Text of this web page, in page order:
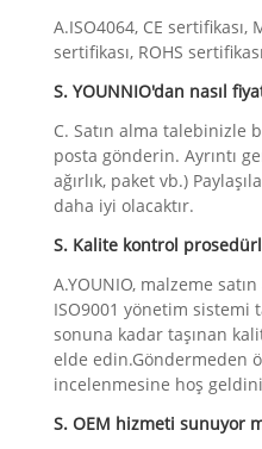
A.ISO4064, CE sertifikası,
sertifikası, ROHS
S. YOUNNIO'dan nasıl
C. Satın alma talebinizle
posta gönderin. Ayrıntı
ağırlık, paket vb.)
daha iyi olacaktır.
S. Kalite kontrol
A.YOUNIO, malzeme
ISO9001 yönetim
sonuna kadar taşınan
elde edin.Göndermeden
incelenmesine hoş
S. OEM hizmeti sunuyor